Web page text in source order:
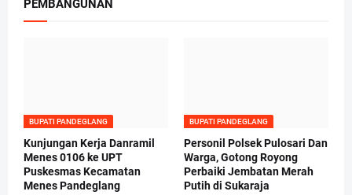
PEMBANGUNAN
BUPATI PANDEGLANG
Kunjungan Kerja Danramil
Menes 0106 ke UPT
Puskesmas Kecamatan
Menes Pandeglang
BUPATI PANDEGLANG
Personil Polsek Pulosari Dan
Warga, Gotong Royong
Perbaiki Jembatan Merah
Putih di Sukaraja